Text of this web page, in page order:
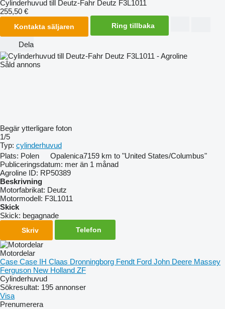
Cylinderhuvud till Deutz-Fahr Deutz F3L1011
255,50 €
Kontakta säljaren Ring tillbaka
Dela
Såld annons
Begär ytterligare foton
1/5
Typ: cylinderhuvud
Plats: Polen Opalenica7159 km to "United States/Columbus"
Publiceringsdatum: mer än 1 månad
Agroline ID: RP50389
Beskrivning
Motorfabrikat: Deutz
Motormodell: F3L1011
Skick
Skick: begagnade
Skriv Telefon
Motordelar
Case Case IH Claas Dronningborg Fendt Ford John Deere Massey
Ferguson New Holland ZF
Cylinderhuvud
Sökresultat: 195 annonser
Visa
Prenumerera